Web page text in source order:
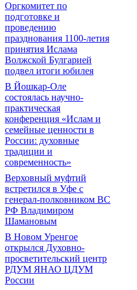
Оргкомитет по
подготовке и
проведению
празднования 1100-летия
принятия Ислама
Волжской Булгарией
подвел итоги юбилея
В Йошкар-Оле
состоялась научно-
практическая
конференция «Ислам и
семейные ценности в
России: духовные
традиции и
современность»
Верховный муфтий
встретился в Уфе с
генерал-полковником ВС
РФ Владимиром
Шамановым
В Новом Уренгое
открылся Духовно-
просветительский центр
РДУМ ЯНАО ЦДУМ
России